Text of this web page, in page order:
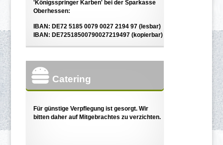
'Königsspringer Karben' bei der Sparkasse
Oberhessen:
IBAN: DE72 5185 0079 0027 2194 97 (lesbar)
IBAN: DE72518500790027219497 (kopierbar)
Catering
Für günstige Verpflegung ist gesorgt. Wir
bitten daher auf Mitgebrachtes zu verzichten.